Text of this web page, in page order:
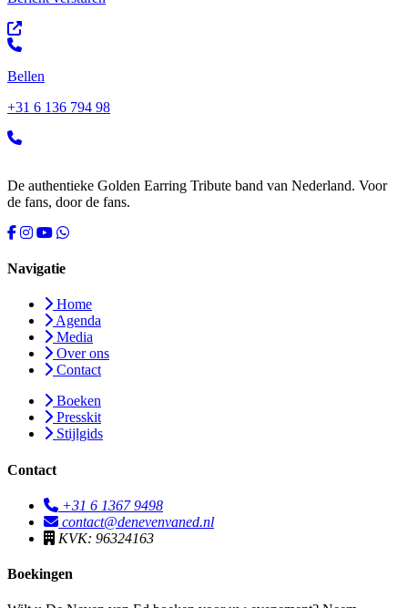
Bellen
+31 6 136 794 98
De authentieke Golden Earring Tribute band van Nederland. Voor
de fans, door de fans.
Navigatie
Home
Agenda
Media
Over ons
Contact
Boeken
Presskit
Stijlgids
Contact
+31 6 1367 9498
contact@denevenvaned.nl
KVK: 96324163
Boekingen